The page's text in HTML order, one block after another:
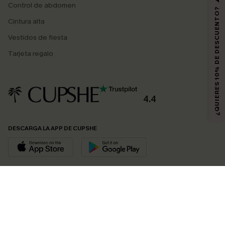
Control de abdomen
Cintura alta
Vestidos de fiesta
Tarjeta regalo
4.4
DESCARGA LA APP DE CUPSHE
¿QUIERES 10% DE DESCUENTO?